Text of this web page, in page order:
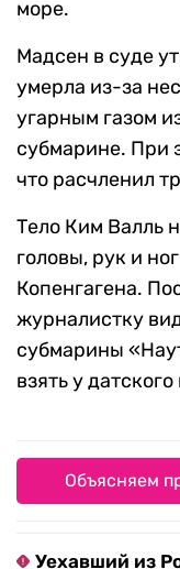
море.
Мадсен в суде
умерла из-за
угарным газом
субмарине. При
что расчленил
Тело Ким Валль
головы, рук и
Копенгагена.
журналистку
субмарины
взять у
Объясняем
Уехавший из